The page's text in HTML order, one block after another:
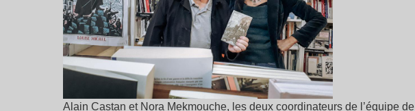
Alain Castan et Nora Mekmouche, les deux coordinateurs de l’équipe